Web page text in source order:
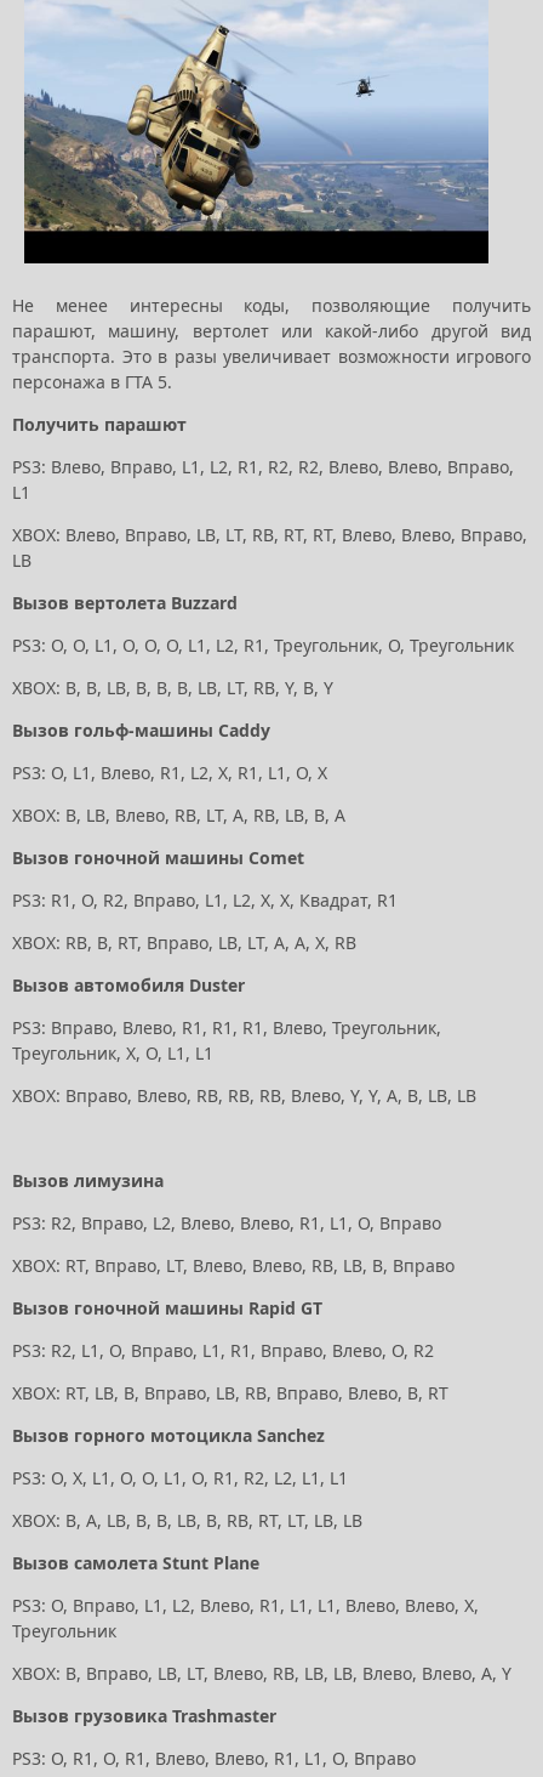
Не менее интересны коды, позволяющие получить
парашют, машину, вертолет или какой-либо другой вид
транспорта. Это в разы увеличивает возможности игрового
персонажа в ГТА 5.
Получить парашют
PS3: Влево, Вправо, L1, L2, R1, R2, R2, Влево, Влево, Вправо,
L1
XBOX: Влево, Вправо, LB, LT, RB, RT, RT, Влево, Влево, Вправо,
LB
Вызов вертолета Buzzard
PS3: O, O, L1, O, O, O, L1, L2, R1, Треугольник, O, Треугольник
XBOX: B, B, LB, B, B, B, LB, LT, RB, Y, B, Y
Вызов гольф-машины Caddy
PS3: O, L1, Влево, R1, L2, X, R1, L1, O, X
XBOX: B, LB, Влево, RB, LT, A, RB, LB, B, A
Вызов гоночной машины Comet
PS3: R1, O, R2, Вправо, L1, L2, X, X, Квадрат, R1
XBOX: RB, B, RT, Вправо, LB, LT, A, A, X, RB
Вызов автомобиля Duster
PS3: Вправо, Влево, R1, R1, R1, Влево, Треугольник,
Треугольник, X, O, L1, L1
XBOX: Вправо, Влево, RB, RB, RB, Влево, Y, Y, A, B, LB, LB
Вызов лимузина
PS3: R2, Вправо, L2, Влево, Влево, R1, L1, O, Вправо
XBOX: RT, Вправо, LT, Влево, Влево, RB, LB, B, Вправо
Вызов гоночной машины Rapid GT
PS3: R2, L1, O, Вправо, L1, R1, Вправо, Влево, O, R2
XBOX: RT, LB, B, Вправо, LB, RB, Вправо, Влево, B, RT
Вызов горного мотоцикла Sanchez
PS3: O, X, L1, O, O, L1, O, R1, R2, L2, L1, L1
XBOX: B, A, LB, B, B, LB, B, RB, RT, LT, LB, LB
Вызов самолета Stunt Plane
PS3: O, Вправо, L1, L2, Влево, R1, L1, L1, Влево, Влево, X,
Треугольник
XBOX: B, Вправо, LB, LT, Влево, RB, LB, LB, Влево, Влево, A, Y
Вызов грузовика Trashmaster
PS3: O, R1, O, R1, Влево, Влево, R1, L1, O, Вправо